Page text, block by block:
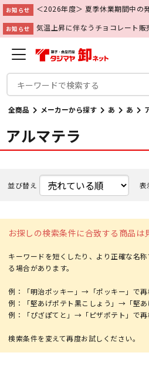
お知らせ ＜2026年度＞ 夏季休業期間中の
お知らせ 気温上昇に伴なうチョコレート販
全商品 メーカーから探す あ あ
アルマテラ
並び替え 表
お探しの検索条件に合致する商品は
キーワードを短くしたり、より正確な名
る場合があります。
例：「明治ポッキー」→「ポッキー」で再
例：「堅あげポテト黒こしょう」→「堅
例：「ぴざぽてと」→「ピザポテト」で再